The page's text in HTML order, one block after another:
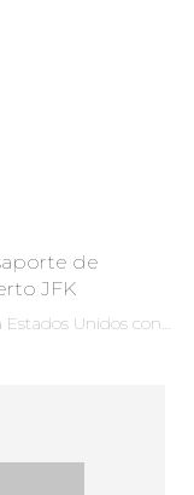
de
JFK
Unidos con…